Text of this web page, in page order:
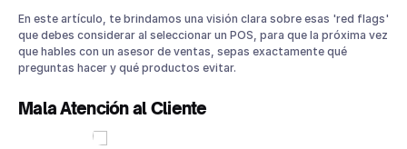
En este artículo, te brindamos una visión clara sobre esas 'red flags'
que debes considerar al seleccionar un POS, para que la próxima vez
que hables con un asesor de ventas, sepas exactamente qué
preguntas hacer y qué productos evitar.
Mala Atención al Cliente